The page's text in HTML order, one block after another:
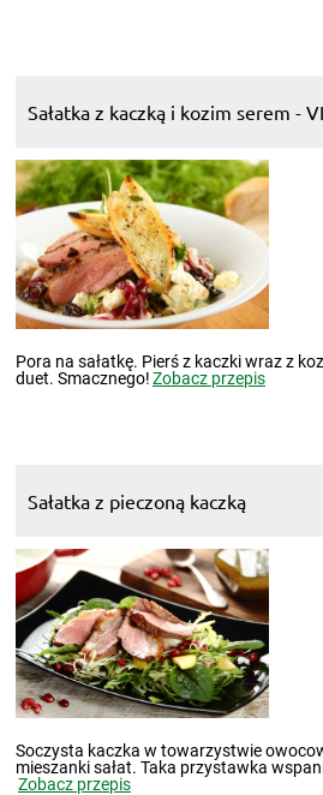
Sałatka z kaczką i kozim serem -
Pora na sałatkę. Pierś z kaczki wraz z
duet. Smacznego!Zobacz przepis
Sałatka z pieczoną kaczką
Soczysta kaczka w towarzystwie
mieszanki sałat. Taka przystawka
Zobacz przepis